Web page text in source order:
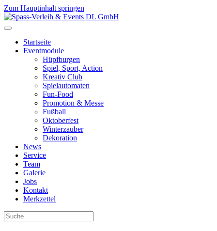
Zum Hauptinhalt springen
Startseite
Eventmodule
Hüpfburgen
Spiel, Sport, Action
Kreativ Club
Spielautomaten
Fun-Food
Promotion & Messe
Fußball
Oktoberfest
Winterzauber
Dekoration
News
Service
Team
Galerie
Jobs
Kontakt
Merkzettel